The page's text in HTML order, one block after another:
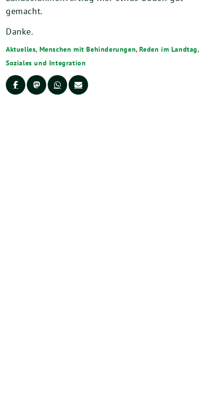
gemacht.
Danke.
Aktuelles, Menschen mit Behinderungen,Reden im Landtag,
Soziales und Integration